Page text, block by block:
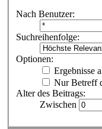
Nach Benutzer:
Suchreihenfolge:
Optionen:
Ergebnisse
Nur Betreff
Alter des Beitrags:
Zwischen